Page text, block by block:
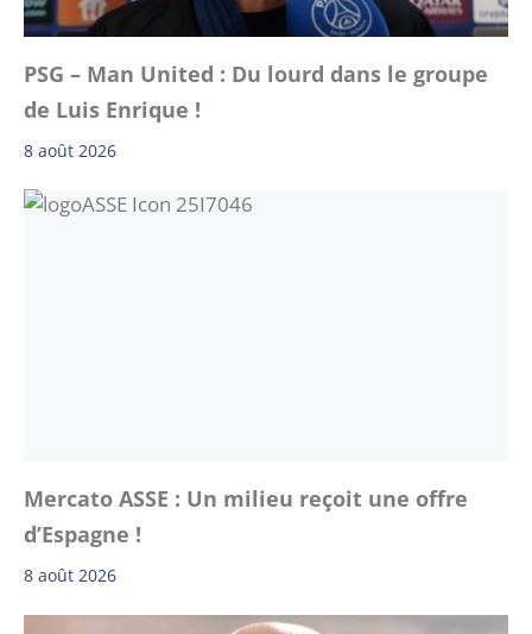
PSG – Man United : Du lourd dans le groupe
de Luis Enrique !
8 août 2026
Mercato ASSE : Un milieu reçoit une offre
d’Espagne !
8 août 2026